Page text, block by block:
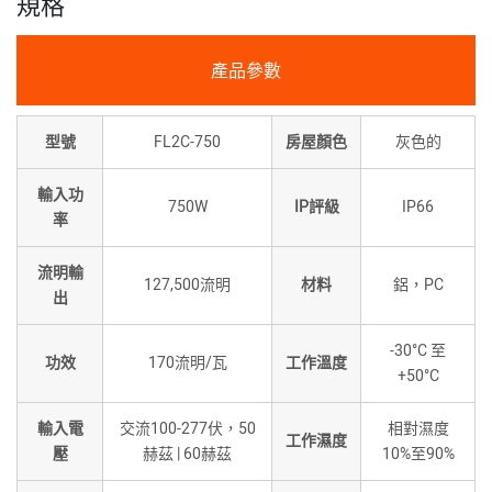
產品參數
型號 FL2C-750 房屋顏色 灰色的
輸入功
率
750W IP評級 IP66
流明輸
出
127,500流明 材料 鋁，PC
功效 170流明/瓦 工作溫度
-30°C 至
+50°C
輸入電
壓
交流100-277伏，50
赫茲 | 60赫茲
工作濕度
相對濕度
10%至90%